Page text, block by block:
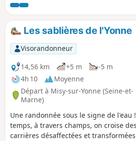
Eiffel.Cette zone humide renferme
bouillonnantes.Dans le lavoir lui
quelques sources frémissantes.En
chemin, cette zone humide, vous
emprunter le chemin de halage, puis
domaine du Grand Varennes avec son
pour retourner vers la mairie et la
avoir découvert la maison du régicide
Les sablières de l'Yonne
Visorandonneur
14,56 km
+5 m
-5 m
4h 10
Moyenne
Départ à Misy-sur-Yonne (Seine-et-
Marne)
Une randonnée sous le signe de l'eau
temps, à travers champs, on croise
carrières désaffectées et